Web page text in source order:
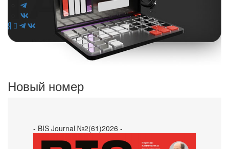
Новый номер
- BIS Journal №2(61)2026 -